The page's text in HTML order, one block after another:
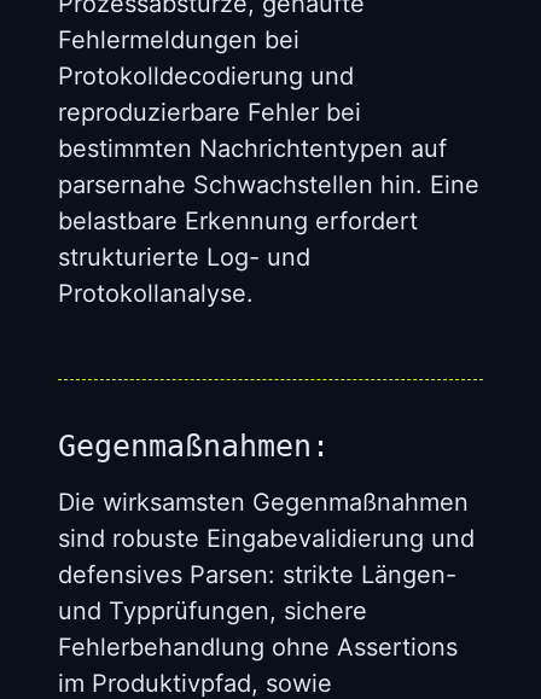
Fehlermeldungen bei
Protokolldecodierung und
reproduzierbare Fehler bei
bestimmten Nachrichtentypen auf
parsernahe Schwachstellen hin. Eine
belastbare Erkennung erfordert
strukturierte Log- und
Protokollanalyse.
Gegenmaßnahmen:
Die wirksamsten Gegenmaßnahmen
sind robuste Eingabevalidierung und
defensives Parsen: strikte Längen-
und Typprüfungen, sichere
Fehlerbehandlung ohne Assertions
im Produktivpfad, sowie